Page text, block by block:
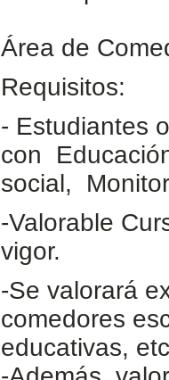
Área de
Requisitos:
- Estudiantes
con
social,
-Valorable
vigor.
-Se valorará
comedores
educativas,